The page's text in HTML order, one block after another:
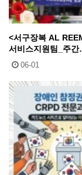
<서구장복 AL
서비스지원팀_주
06-01